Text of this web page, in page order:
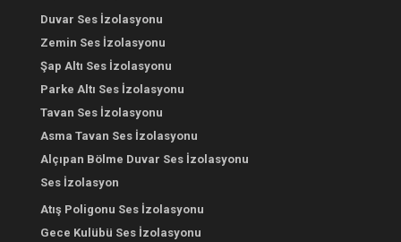
Duvar Ses İzolasyonu
Zemin Ses İzolasyonu
Şap Altı Ses İzolasyonu
Parke Altı Ses İzolasyonu
Tavan Ses İzolasyonu
Asma Tavan Ses İzolasyonu
Alçıpan Bölme Duvar Ses İzolasyonu
Ses İzolasyon
Atış Poligonu Ses İzolasyonu
Gece Kulübü Ses İzolasyonu